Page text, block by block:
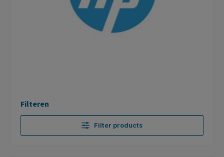
Filteren
Filter products